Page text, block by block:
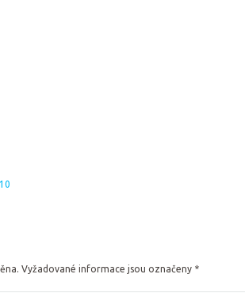
Vyžadované informace jsou označeny *